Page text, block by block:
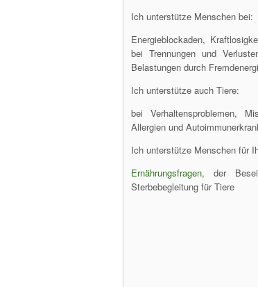
Ich unterstütze Menschen bei:
Energieblockaden,
bei Trennungen und
Belastungen durch
Ich unterstütze auch Tiere:
bei Verhaltensproblemen,
Allergien und
Ich unterstütze Menschen für
Ernährungsfragen, der
Sterbebegleitung für Tiere